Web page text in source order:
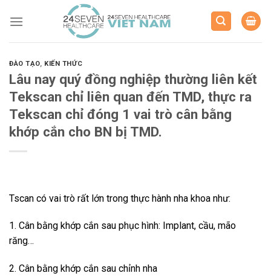
ĐÀO TẠO, KIẾN THỨC
Lâu nay quý đồng nghiệp thường liên kết
Tekscan chỉ liên quan đến TMD, thực ra
Tekscan chỉ đóng 1 vai trò cân bằng
khớp cắn cho BN bị TMD.
Tscan có vai trò rất lớn trong thực hành nha khoa như:
1. Cân bằng khớp cắn sau phục hình: Implant, cầu, mão
răng…
2. Cân bằng khớp cắn sau chỉnh nha